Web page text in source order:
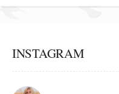
INSTAGRAM